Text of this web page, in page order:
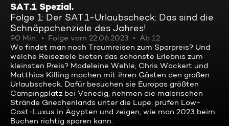
SAT.1 Spezial.
Folge 1: Der SAT.1-Urlaubscheck: Das sind die
Schnäppchenziele des Jahres!
90 Min. Folge vom 22.06.2023
Ab 12
Wo findet man noch Traumreisen zum Sparpreis? Und
welche Reiseziele bieten das schönste Erlebnis zum
kleinsten Preis? Madeleine Wehle, Chris Wackert und
Matthias Killing machen mit ihren Gästen den großen
Urlaubscheck. Dafür besuchen sie Europas größten
Campingplatz bei Venedig, nehmen die malerischen
Strände Griechenlands unter die Lupe, prüfen Low-
Cost-Luxus in Ägypten und zeigen, wie man 2023 beim
Buchen richtig sparen kann.